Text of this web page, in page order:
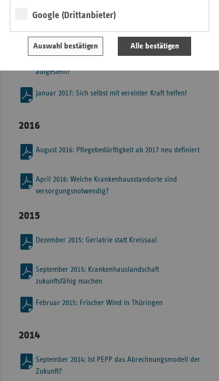
Google (Drittanbieter)
Auswahl bestätigen Alle bestätigen
Thüringer Krankenhäusern
aufgestellt?
Januar 2017: Sich selbst mit vereinter Kraft helfen!
2016
August 2016: Pflegebedürftigkeit ab 2017 neu definiert
April 2016: Welche Krankenhausstandorte sind
versorgungsnotwendig?
2015
Dezember 2015: Geriatrie statt Kreissaal
September 2015: Krankenhauslandschaft
zukunftsfähig machen
Februar 2015: Frischer Wind in Thüringen
2014
September 2014: Ist PEPP das Abrechnungsmodell der
Zukunft?